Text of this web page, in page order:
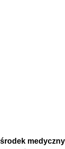
medyczny